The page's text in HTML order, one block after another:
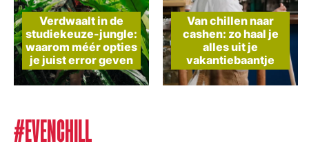
Verdwaalt in de
studiekeuze-jungle:
waarom méér opties
je juist error geven
Van chillen naar
cashen: zo haal je
alles uit je
vakantiebaantje
#EVENCHILL